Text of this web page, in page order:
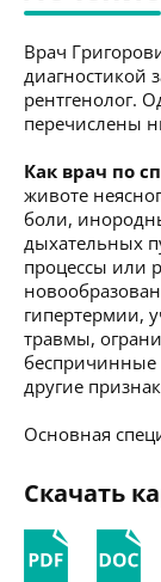
Врач
диагностикой
рентгенолог.
перечислены
Как врач по
животе
боли,
дыхательных
процессы или
гипертермии,
травмы,
беспричинные
другие
Основная
Скачать